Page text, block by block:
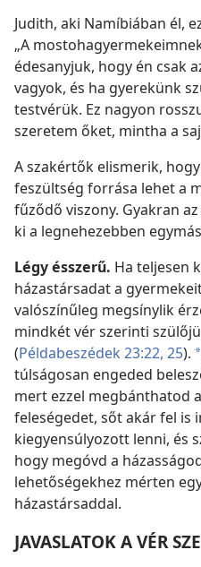
Judith, aki Namíbiában él,
„A
édesanyjuk, hogy én csak
vagyok, és ha gyerekünk
testvérük. Ez nagyon
szeretem őket, mintha a
A szakértők elismerik,
feszültség forrása lehet a
fűződő viszony. Gyakran
ki a legnehezebben
Légy ésszerű. Ha teljesen
házastársadat a
valószínűleg megsínylik
mindkét vér szerinti
(Példabeszédek 23:22, 25). *
túlságosan engeded
mert ezzel megbánthatod
feleségedet, sőt akár fel is
kiegyensúlyozott lenni, és
hogy megóvd a
lehetőségekhez mérten
házastársaddal.
JAVASLATOK A VÉR